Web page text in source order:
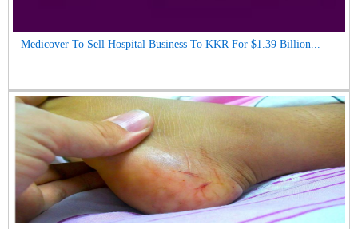
Medicover To Sell Hospital Business To KKR For $1.39 Billion...